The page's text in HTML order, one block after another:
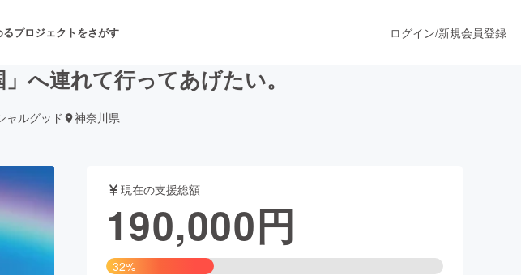
るプロジェクトをさがす
舞台・パフォーマンス
フード・飲食店 ファッション
ログイン/新規会員登録
へ連れて行ってあげたい。
ャルグッド 神奈川県
現在の支援総額
190,000円
32%